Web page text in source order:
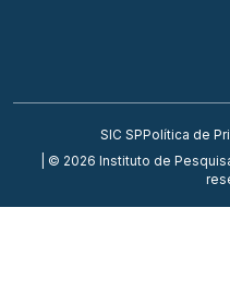
SIC SP Política de
| © 2026 Instituto de